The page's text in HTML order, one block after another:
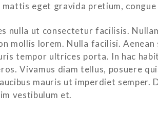
eget gravida pretium, congue
nulla ut consectetur facilisis.
mollis lorem. Nulla facilisi.
tempor ultrices porta. In hac
Vivamus diam tellus, posuere
mauris ut imperdiet semper.
vestibulum et.